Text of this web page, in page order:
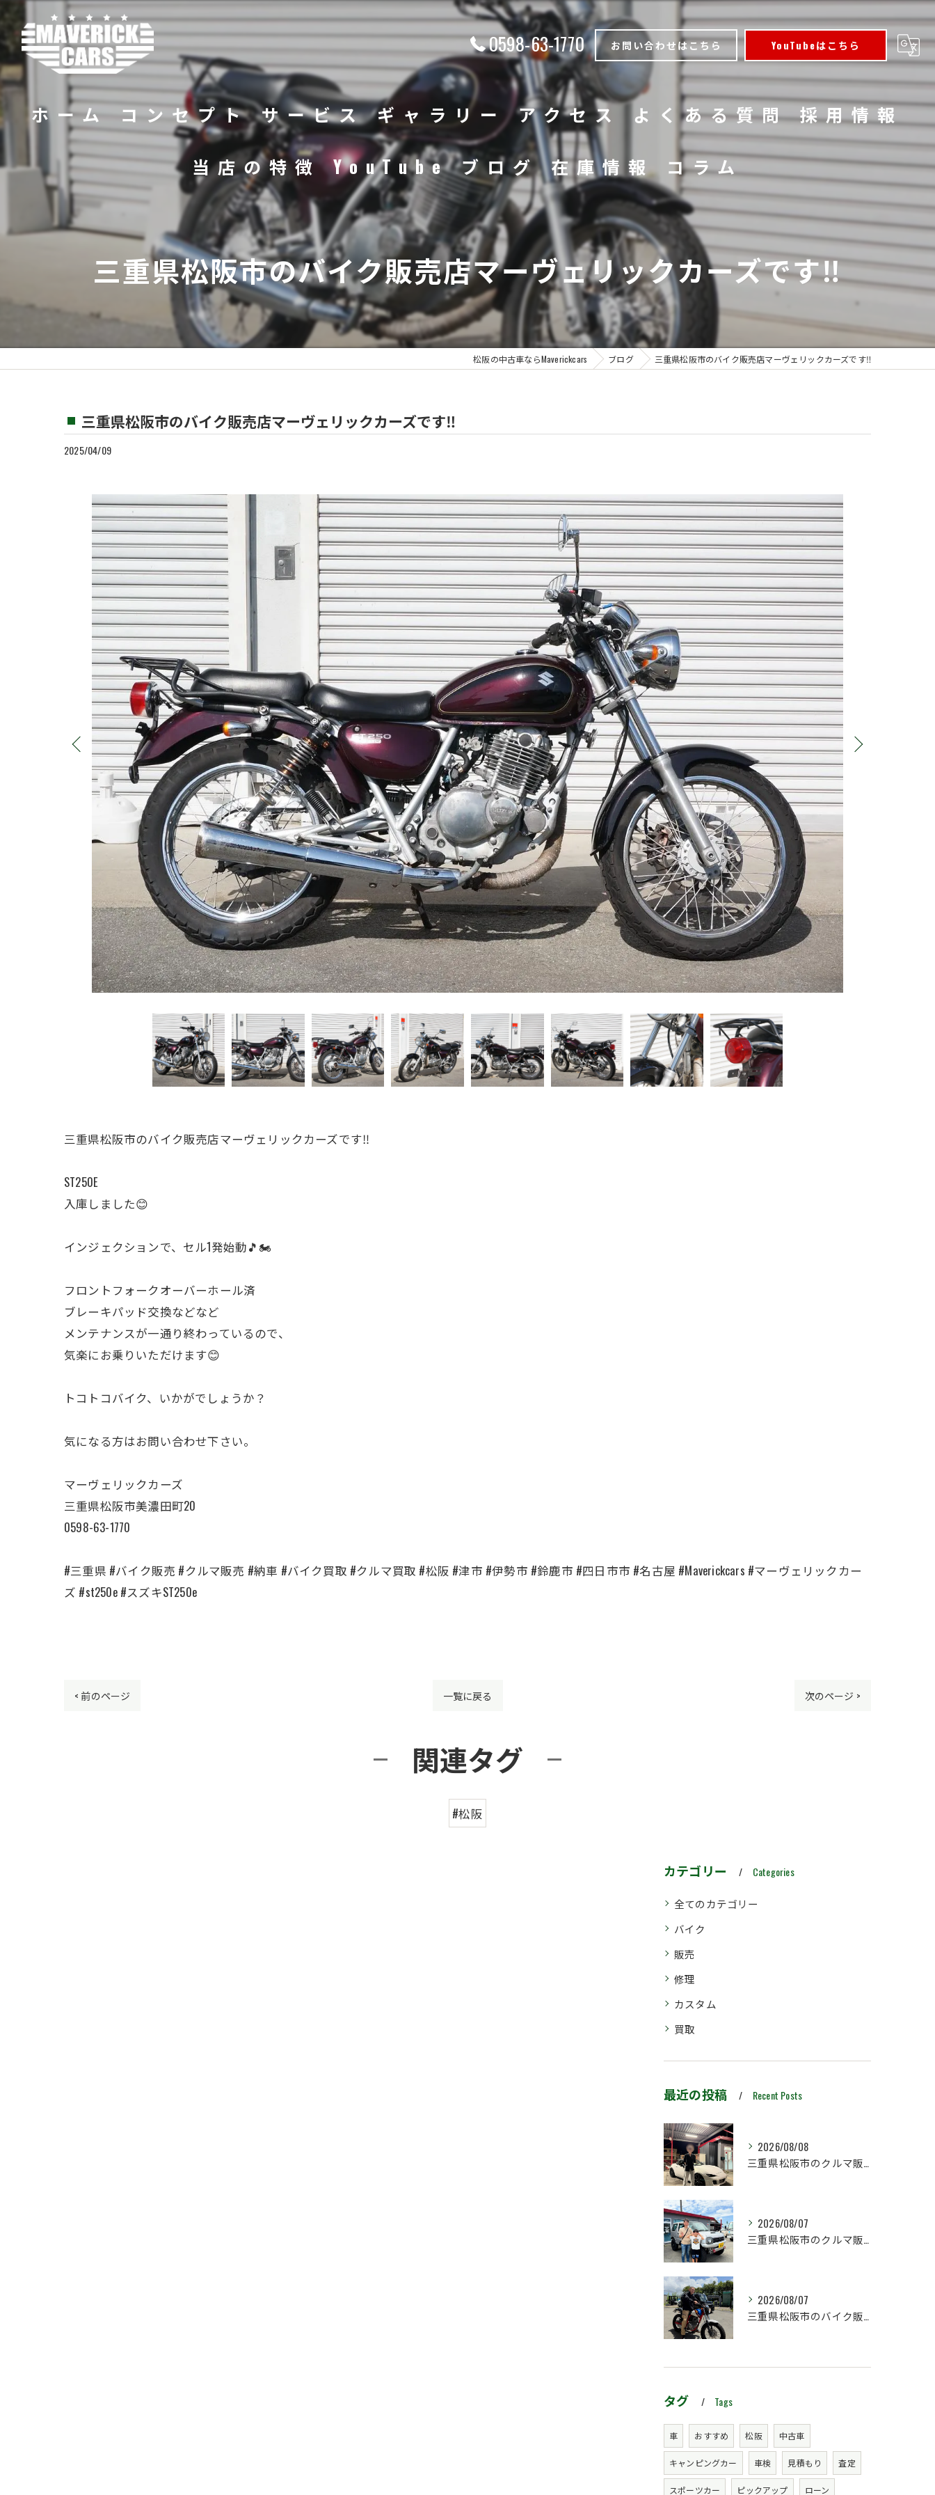
0598-63-1770 お問い合わせはこちら YouTubeはこちら
ホーム コンセプト サービス ギャラリー アクセス よくある質問 採用情報
当店の特徴
バイク
販売
修理
カスタム
YouTube ブログ 在庫情報
中古車
バイク
コラム
三重県松阪市のバイク販売店マーヴェリックカーズです‼️
松阪の中古車ならMaverickcars ブログ 三重県松阪市のバイク販売店マーヴェリックカーズです‼️
三重県松阪市のバイク販売店マーヴェリックカーズです‼️
2025/04/09
三重県松阪市のバイク販売店マーヴェリックカーズです‼️
ST250E
入庫しました😊
インジェクションで、セル1発始動🎵🏍️
フロントフォークオーバーホール済
ブレーキパッド交換などなど
メンテナンスが一通り終わっているので、
気楽にお乗りいただけます😊
トコトコバイク、いかがでしょうか？
気になる方はお問い合わせ下さい。
マーヴェリックカーズ
三重県松阪市美濃田町20
0598-63-1770
#三重県 #バイク販売 #クルマ販売 #納車 #バイク買取 #クルマ買取 #松阪 #津市 #伊勢市 #鈴鹿市 #四日市市 #名古屋 #Maverickcars #マーヴェリックカー
ズ #st250e #スズキST250e
< 前のページ 一覧に戻る 次のページ >
関連タグ
#松阪
カテゴリー Categories
全てのカテゴリー
バイク
販売
修理
カスタム
買取
最近の投稿 Recent Posts
2026/08/08
三重県松阪市のクルマ販売店マーヴェリックカーズです‼️
2026/08/07
三重県松阪市のクルマ販売店マーヴェリックカーズです‼️
2026/08/07
三重県松阪市のバイク販売店マーヴェリックカーズです‼️
タグ Tags
車 おすすめ 松阪 中古車
キャンピングカー 車検 見積もり 査定
スポーツカー ピックアップ ローン